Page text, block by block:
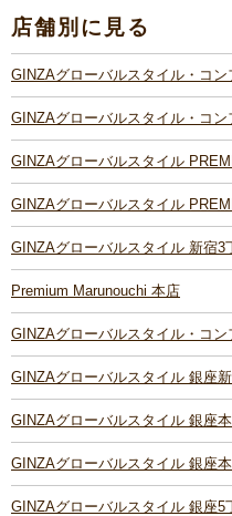
店舗別に見る
GINZAグローバルスタイル・コ
GINZAグローバルスタイル・コ
GINZAグローバルスタイル
GINZAグローバルスタイル
GINZAグローバルスタイル 新宿3
Premium Marunouchi 本店
GINZAグローバルスタイル・コ
GINZAグローバルスタイル 銀座
GINZAグローバルスタイル 銀座
GINZAグローバルスタイル 銀座
GINZAグローバルスタイル 銀座5